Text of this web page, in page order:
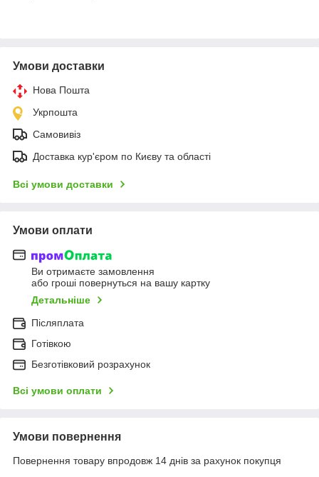
Умови доставки
Нова Пошта
Укрпошта
Самовивіз
Доставка кур'єром по Києву та області
Всі умови доставки
Умови оплати
Ви отримаєте замовлення
або гроші повернуться на вашу картку
Детальніше
Післяплата
Готівкою
Безготівковий розрахунок
Всі умови оплати
Умови повернення
Повернення товару впродовж 14 днів за рахунок покупця